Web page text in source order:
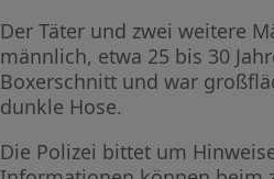
Der Täter und zwei weitere
männlich, etwa 25 bis 30
Boxerschnitt und war
dunkle Hose.
Die Polizei bittet um